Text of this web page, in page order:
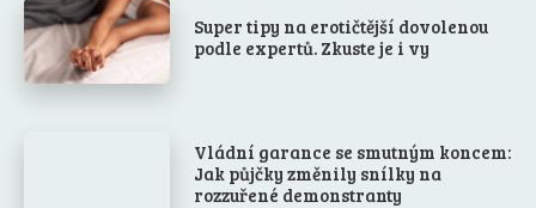
Super tipy na erotičtější dovolenou
podle expertů. Zkuste je i vy
Vládní garance se smutným koncem:
Jak půjčky změnily snílky na
rozzuřené demonstranty